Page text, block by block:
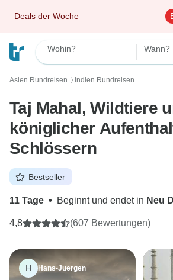
Deals der Woche
Wohin? Wann?
Asien Rundreisen 〉 Indien Rundreisen
Taj Mahal, Wildtiere
königlicher
Schlössern
Bestseller
11 Tage • Beginnt und endet in Neu
4,8 (607 Bewertungen)
H Hans-Juergen